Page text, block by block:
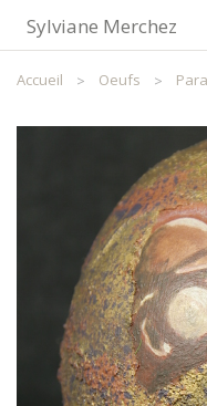
Sylviane Merchez
Accueil
Accueil Oeufs